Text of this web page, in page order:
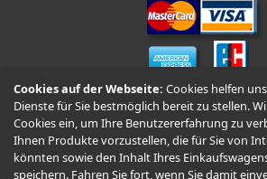
Cookies auf der Webseite:Cookies helfen
Dienste für Sie bestmöglich bereit zu stellen.
Cookies ein, um Ihre Benutzererfahrung zu
Ihnen Produkte vorzustellen, die für Sie von
könnten sowie den Inhalt Ihres
speichern. Fahren Sie fort, wenn Sie damit
Vorkasse und